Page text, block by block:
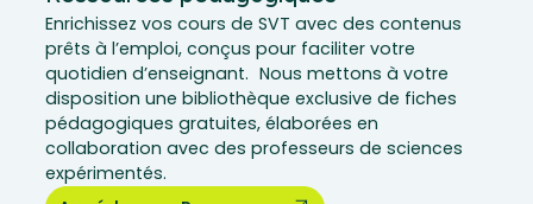
Enrichissez vos cours de SVT avec des contenus
prêts à l’emploi, conçus pour faciliter votre
quotidien d’enseignant. Nous mettons à votre
disposition une bibliothèque exclusive de fiches
pédagogiques gratuites, élaborées en
collaboration avec des professeurs de sciences
expérimentés.